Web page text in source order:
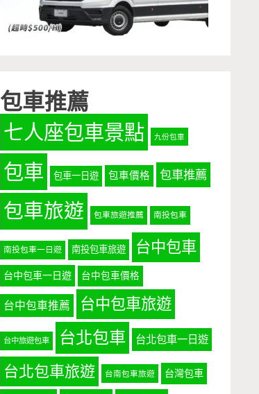
包車推薦
七人座包車景點 九份包車
包車 包車一日遊 包車價格 包車推薦
包車旅遊 包車旅遊推薦 南投包車
南投包車一日遊 南投包車旅遊 台中包車
台中包車一日遊 台中包車價格
台中包車推薦 台中包車旅遊
台中旅遊包車 台北包車 台北包車一日遊
台北包車旅遊 台南包車旅遊 台灣包車